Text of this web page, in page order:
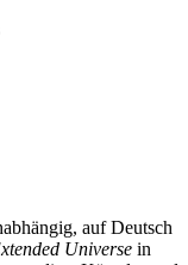
auf Deutsch
Universe in